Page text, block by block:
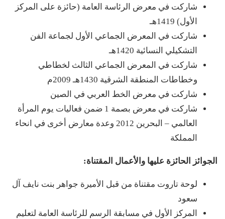
شاركت في معرض الرئاسة العامة (حائزة على المركز
الأول) 1419هـ
شاركت في المعرض الجماعي الأول لجماعة الفن
التشكيلي النسائية 1420هـ
شاركت في المعرض الجماعي الثالث لخطاطي
وخطاطات المنطقة الشرقية 1430هـ 2009م
شاركت في معرض الخط العربي في الصين
شاركت في معرض بصمة 1 ضمن فعاليات يوم المرأة
العالمي – البحرين 2012 وعدة معارض أخرى في انحاء
المملكة
الجوائز الحائزة عليها والأعمال المقتناة:
لوحة تاروت مقتناة من قبل الأميرة جواهر بنت نايف آل
سعود
المركز الأول في مسابقة الرسم للرئاسة العامة لتعليم